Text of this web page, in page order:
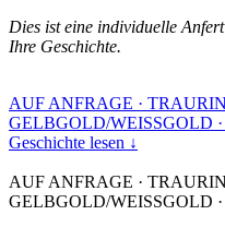
Dies ist eine individuelle
Ihre Geschichte.
AUF ANFRAGE ·
GELBGOLD/WEISSGOLD ·
Geschichte lesen ↓
AUF ANFRAGE ·
GELBGOLD/WEISSGOLD ·